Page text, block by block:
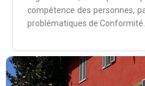
compétence des personnes,
problématiques de Conformité.